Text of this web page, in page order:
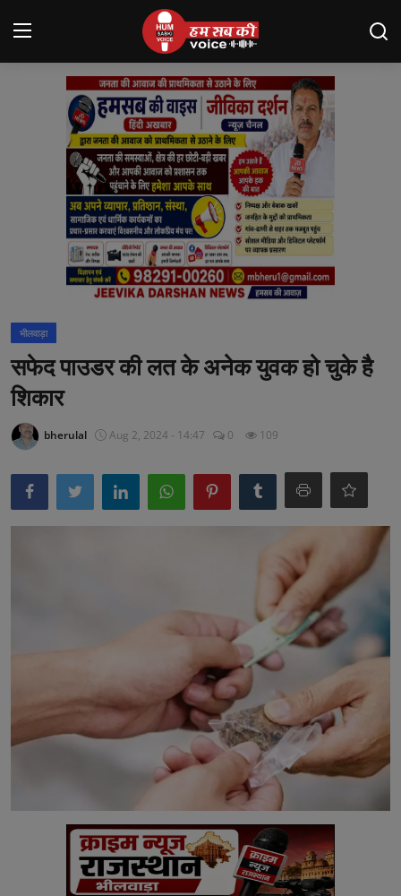
Login Register
About us
शाहपुरा
मनोरंजन
अनूपगढ़
राजस्थान
भीलवाड़ा
सफेद पाउडर की लत के अनेक युवक हो चुके है
शिकार
bherulal Aug 2, 2024 - 14:47 0 109